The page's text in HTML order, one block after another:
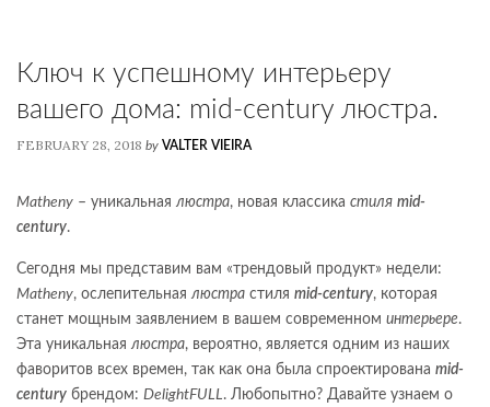
Ключ к успешному интерьеру
вашего дома: mid-century люстра.
FEBRUARY 28, 2018 by VALTER VIEIRA
Matheny – уникальная люстра, новая классика стиля mid-
century.
Сегодня мы представим вам «трендовый продукт» недели:
Matheny, ослепительная люстра стиля mid-century, которая
станет мощным заявлением в вашем современном интерьере.
Эта уникальная люстра, вероятно, является одним из наших
фаворитов всех времен, так как она была спроектирована mid-
century брендом: DelightFULL. Любопытно? Давайте узнаем о